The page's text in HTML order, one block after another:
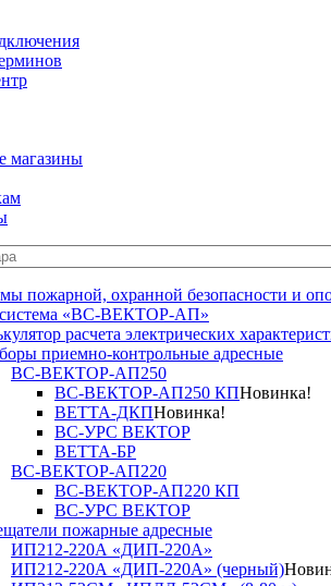
магазины
пожарной, охранной безопасности и
система «ВС-ВЕКТОР-АП»
расчета электрических
приемно-контрольные адресные
ВС-ВЕКТОР-АП250
ВС-ВЕКТОР-АП250 КПНовинка!
ВЕТТА-ДКПНовинка!
ВС-УРС ВЕКТОР
ВЕТТА-БР
ВС-ВЕКТОР-АП220
ВС-ВЕКТОР-АП220 КП
ВС-УРС ВЕКТОР
пожарные адресные
ИП212-220А «ДИП-220А»
ИП212-220А «ДИП-220А» (черный)